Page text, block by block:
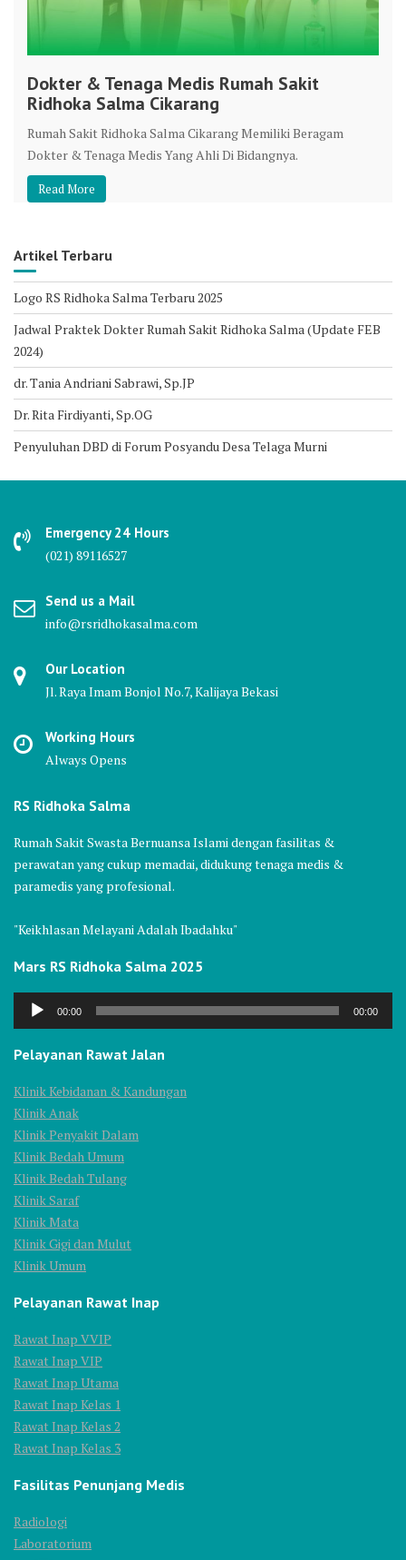
Dokter & Tenaga Medis Rumah Sakit
Ridhoka Salma Cikarang
Rumah Sakit Ridhoka Salma Cikarang Memiliki Beragam
Dokter & Tenaga Medis Yang Ahli Di Bidangnya.
Read More
Artikel Terbaru
Logo RS Ridhoka Salma Terbaru 2025
Jadwal Praktek Dokter Rumah Sakit Ridhoka Salma (Update FEB
2024)
dr. Tania Andriani Sabrawi, Sp.JP
Dr. Rita Firdiyanti, Sp.OG
Penyuluhan DBD di Forum Posyandu Desa Telaga Murni
Emergency 24 Hours
(021) 89116527
Send us a Mail
info@rsridhokasalma.com
Our Location
Jl. Raya Imam Bonjol No.7, Kalijaya Bekasi
Working Hours
Always Opens
RS Ridhoka Salma
Rumah Sakit Swasta Bernuansa Islami dengan fasilitas &
perawatan yang cukup memadai, didukung tenaga medis &
paramedis yang profesional.
"Keikhlasan Melayani Adalah Ibadahku"
Mars RS Ridhoka Salma 2025
Audio
00:00 00:00
Pelayanan Rawat Jalan
Klinik Kebidanan & Kandungan
Klinik Anak
Klinik Penyakit Dalam
Klinik Bedah Umum
Klinik Bedah Tulang
Klinik Saraf
Klinik Mata
Klinik Gigi dan Mulut
Klinik Umum
Pelayanan Rawat Inap
Rawat Inap VVIP
Rawat Inap VIP
Rawat Inap Utama
Rawat Inap Kelas 1
Rawat Inap Kelas 2
Rawat Inap Kelas 3
Fasilitas Penunjang Medis
Radiologi
Laboratorium